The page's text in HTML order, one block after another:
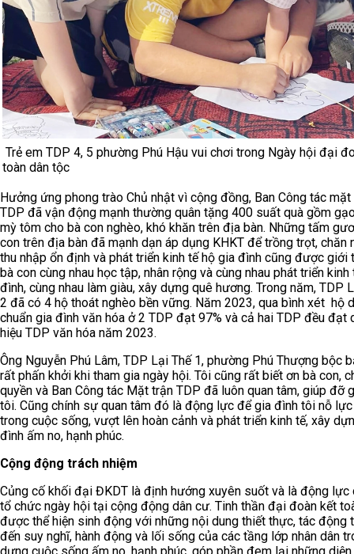
Trẻ em TDP 4, 5 phường Phú Hậu vui chơi trong Ngày hội đại
toàn dân tộc
Hưởng ứng phong trào Chủ nhật vì cộng đồng, Ban Công tác
TDP đã vận động mạnh thường quân tặng 400 suất quà gồm
mỳ tôm cho bà con nghèo, khó khăn trên địa bàn. Những tấm
con trên địa bàn đã mạnh dạn áp dụng KHKT để trồng trọt, chăn
thu nhập ổn định và phát triển kinh tế hộ gia đình cũng được giới
bà con cùng nhau học tập, nhân rộng và cùng nhau phát triển kinh
đình, cùng nhau làm giàu, xây dựng quê hương. Trong năm, TDP
2 đã có 4 hộ thoát nghèo bền vững. Năm 2023, qua bình xét hộ
chuẩn gia đình văn hóa ở 2 TDP đạt 97% và cả hai TDP đều đạt
hiệu TDP văn hóa năm 2023.
Ông Nguyễn Phú Lâm, TDP Lại Thế 1, phường Phú Thượng bộc
rất phấn khởi khi tham gia ngày hội. Tôi cũng rất biết ơn bà con,
quyền và Ban Công tác Mặt trận TDP đã luôn quan tâm, giúp đỡ
tôi. Cũng chính sự quan tâm đó là động lực để gia đình tôi nỗ
trong cuộc sống, vượt lên hoàn cảnh và phát triển kinh tế, xây
đình ấm no, hạnh phúc.
Cộng động trách nhiệm
Củng cố khối đại ĐKDT là định hướng xuyên suốt và là động lực
tổ chức ngày hội tại cộng động dân cư. Tinh thần đại đoàn kết
được thể hiện sinh động với những nội dung thiết thực, tác động
đến suy nghĩ, hành động và lối sống của các tầng lớp nhân dân